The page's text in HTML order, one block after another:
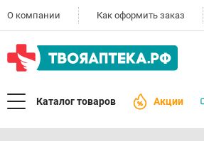
О компании Как оформить заказ
Каталог товаров Акции